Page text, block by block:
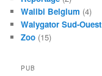
Walibi Belgium (4)
Walygator Sud-Ouest
Zoo (15)
PUB